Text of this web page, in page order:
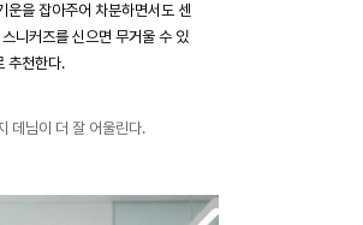
운을 잡아주어 차분하면서도 센
니커즈를 신으면 무거울 수 있
추천한다.
데님이 더 잘 어울린다.